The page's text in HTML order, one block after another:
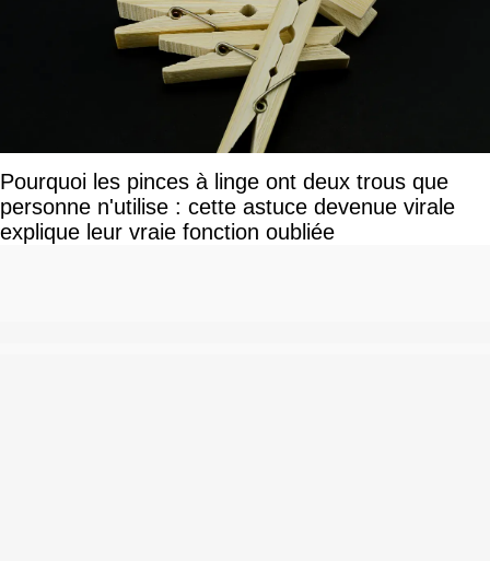
Pourquoi les pinces à linge ont deux trous que
personne n'utilise : cette astuce devenue virale
explique leur vraie fonction oubliée